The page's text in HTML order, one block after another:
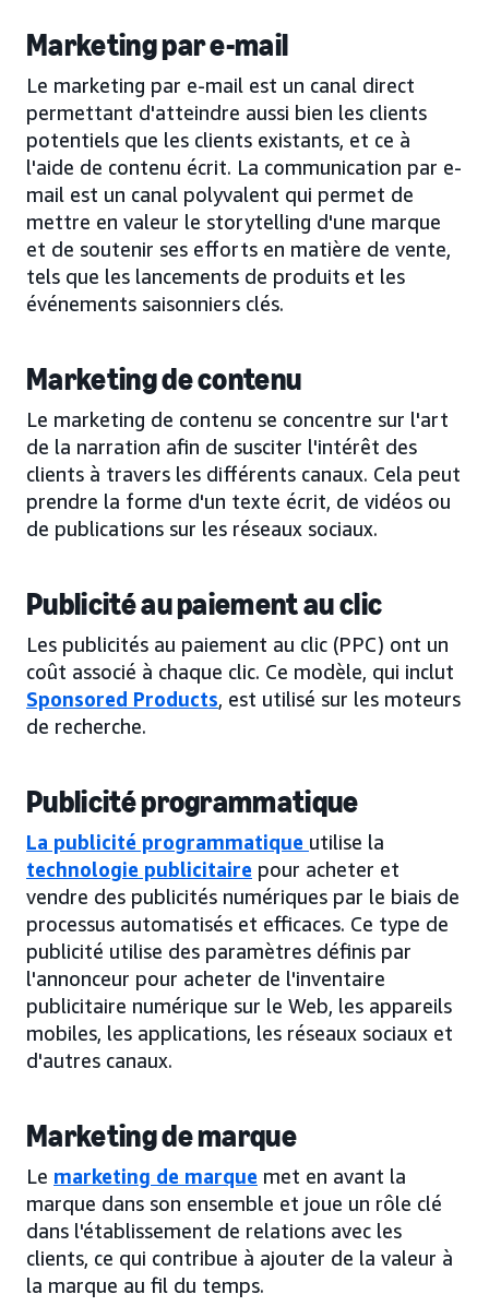
Marketing par e-mail
Le marketing par e-mail est un canal direct
permettant d'atteindre aussi bien les clients
potentiels que les clients existants, et ce à
l'aide de contenu écrit. La communication par e-
mail est un canal polyvalent qui permet de
mettre en valeur le storytelling d'une marque
et de soutenir ses efforts en matière de vente,
tels que les lancements de produits et les
événements saisonniers clés.
Marketing de contenu
Le marketing de contenu se concentre sur l'art
de la narration afin de susciter l'intérêt des
clients à travers les différents canaux. Cela peut
prendre la forme d'un texte écrit, de vidéos ou
de publications sur les réseaux sociaux.
Publicité au paiement au clic
Les publicités au paiement au clic (PPC) ont un
coût associé à chaque clic. Ce modèle, qui inclut
Sponsored Products, est utilisé sur les moteurs
de recherche.
Publicité programmatique
La publicité programmatique utilise la
technologie publicitaire pour acheter et
vendre des publicités numériques par le biais de
processus automatisés et efficaces. Ce type de
publicité utilise des paramètres définis par
l'annonceur pour acheter de l'inventaire
publicitaire numérique sur le Web, les appareils
mobiles, les applications, les réseaux sociaux et
d'autres canaux.
Marketing de marque
Le marketing de marque met en avant la
marque dans son ensemble et joue un rôle clé
dans l'établissement de relations avec les
clients, ce qui contribue à ajouter de la valeur à
la marque au fil du temps.